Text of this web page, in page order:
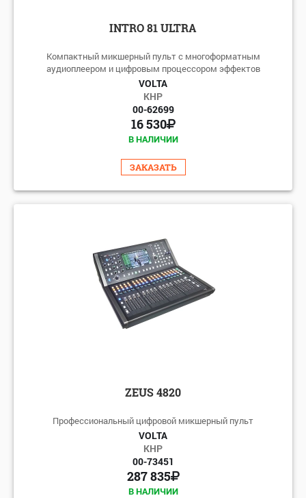
INTRO 81 ULTRA
Компактный микшерный пульт с многоформатным
аудиоплеером и цифровым процессором эффектов
VOLTA
КНР
00-62699
16 530
В НАЛИЧИИ
ЗАКАЗАТЬ
ZEUS 4820
Профессиональный цифровой микшерный пульт
VOLTA
КНР
00-73451
287 835
В НАЛИЧИИ